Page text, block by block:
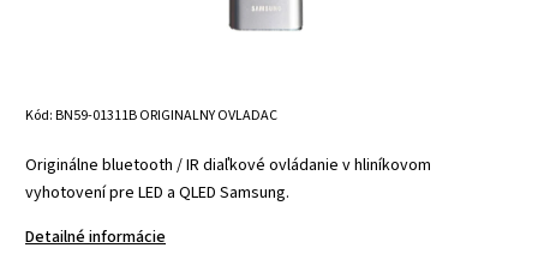
Kód:BN59-01311B ORIGINALNY OVLADAC
Originálne bluetooth / IR diaľkové ovládanie v hliníkovom
vyhotovení pre LED a QLED Samsung.
Detailné informácie